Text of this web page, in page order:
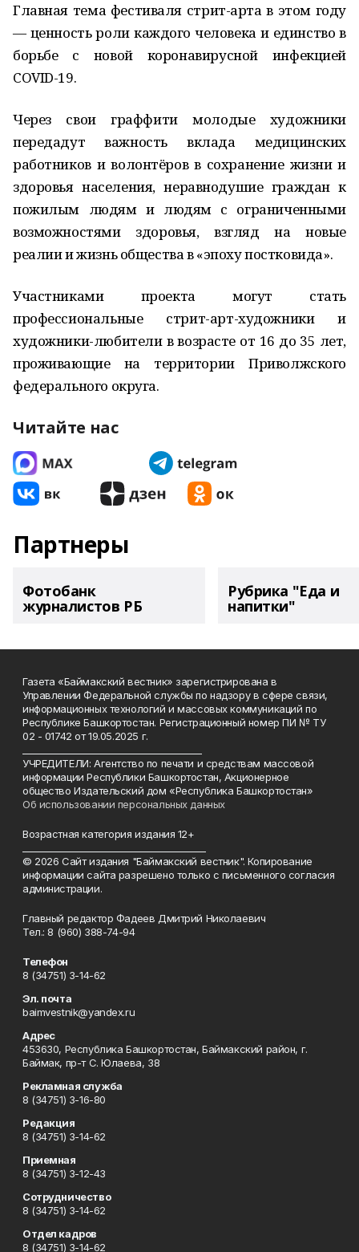
Главная тема фестиваля стрит-арта в этом году
— ценность роли каждого человека и единство в
борьбе с новой коронавирусной инфекцией
COVID-19.
Через свои граффити молодые художники
передадут важность вклада медицинских
работников и волонтёров в сохранение жизни и
здоровья населения, неравнодушие граждан к
пожилым людям и людям с ограниченными
возможностями здоровья, взгляд на новые
реалии и жизнь общества в «эпоху постковида».
Участниками проекта могут стать
профессиональные стрит-арт-художники и
художники-любители в возрасте от 16 до 35 лет,
проживающие на территории Приволжского
федерального округа.
Читайте нас
Партнеры
Фотобанк
журналистов РБ
Рубрика "Еда и
напитки"
Газета «Баймакский вестник» зарегистрирована в
Управлении Федеральной службы по надзору в сфере связи,
информационных технологий и массовых коммуникаций по
Республике Башкортостан. Регистрационный номер ПИ № ТУ
02 - 01742 от 19.05.2025 г.
УЧРЕДИТЕЛИ: Агентство по печати и средствам массовой
информации Республики Башкортостан, Акционерное
общество Издательский дом «Республика Башкортостан»
Об использовании персональных данных
Возрастная категория издания 12+
© 2026 Сайт издания "Баймакский вестник". Копирование
информации сайта разрешено только с письменного согласия
администрации.
Главный редактор Фадеев Дмитрий Николаевич
Тел.: 8 (960) 388-74-94
Телефон
8 (34751) 3-14-62
Эл. почта
baimvestnik@yandex.ru
Адрес
453630, Республика Башкортостан, Баймакский район, г.
Баймак, пр-т С. Юлаева, 38
Рекламная служба
8 (34751) 3-16-80
Редакция
8 (34751) 3-14-62
Приемная
8 (34751) 3-12-43
Сотрудничество
8 (34751) 3-14-62
Отдел кадров
8 (34751) 3-14-62